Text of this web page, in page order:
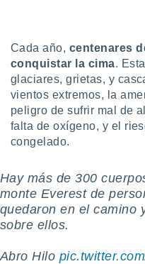
cookies
aceptar
de
sitio
En
sean
el sitio
Cada año, centenares
conquistar la cima.
glaciares, grietas, y
vientos extremos, la
peligro de sufrir mal de
falta de oxígeno, y el
congelado.
Hay más de 300
monte Everest de
quedaron en el camino
sobre ellos.
Abro Hilo